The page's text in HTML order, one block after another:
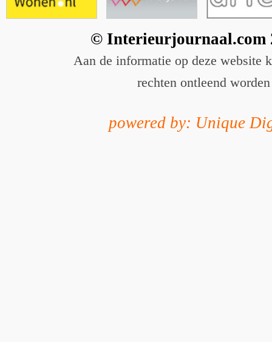
© Interieurjournaal.com
Aan de informatie op deze website
rechten ontleend worden
powered by: Unique